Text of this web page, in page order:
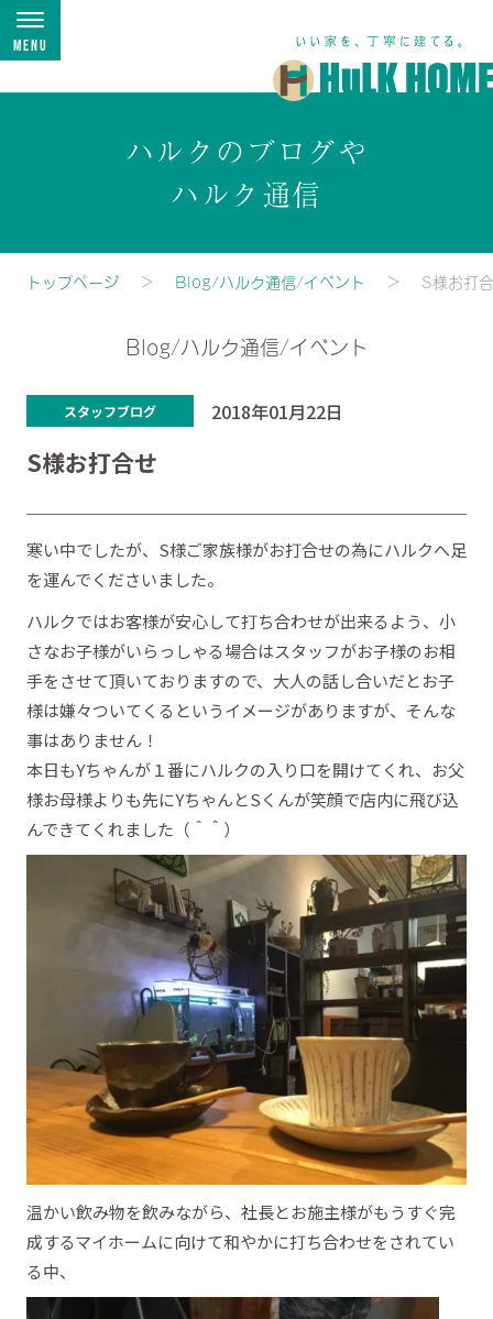
Menu
ハルクのブログや
ハルク通信
トップページ Blog/ハルク通信/イベント S様お打
Blog/ハルク通信/イベント
スタッフブログ 2018年01月22日
S様お打合せ
寒い中でしたが、S様ご家族様がお打合せの為にハルクへ足
を運んでくださいました。
ハルクではお客様が安心して打ち合わせが出来るよう、小
さなお子様がいらっしゃる場合はスタッフがお子様のお相
手をさせて頂いておりますので、大人の話し合いだとお子
様は嫌々ついてくるというイメージがありますが、そんな
事はありません！
本日もYちゃんが１番にハルクの入り口を開けてくれ、お父
様お母様よりも先にYちゃんとSくんが笑顔で店内に飛び込
んできてくれました（＾＾）
温かい飲み物を飲みながら、社長とお施主様がもうすぐ完
成するマイホームに向けて和やかに打ち合わせをされてい
る中、